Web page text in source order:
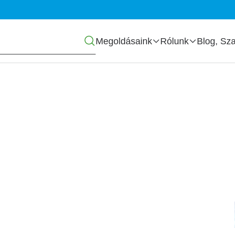
Főmenü
Megoldásaink Rólunk Blog,